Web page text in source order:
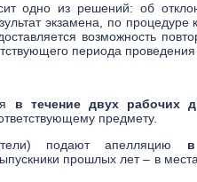
одно из решений: об
экзамена, по процедуре
возможность
периода проведения
в течение двух рабочих
предмету.
подают апелляцию
прошлых лет – в